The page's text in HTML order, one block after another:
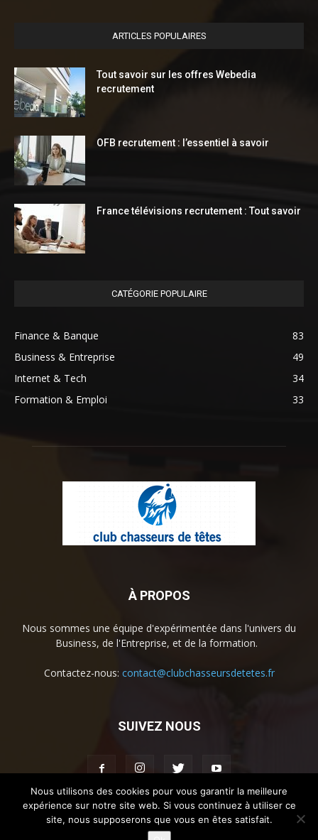
ARTICLES POPULAIRES
Tout savoir sur les offres Webedia
recrutement
OFB recrutement : l’essentiel à savoir
France télévisions recrutement : Tout savoir
CATÉGORIE POPULAIRE
Finance & Banque
83
Business & Entreprise
49
Internet & Tech
34
Formation & Emploi
33
À PROPOS
Nous sommes une équipe d'expérimentée dans l'univers du
Business, de l'Entreprise, et de la formation.
Contactez-nous: contact@clubchasseursdetetes.fr
SUIVEZ NOUS
Accueil La societe Contact Mentions légales
Nous utilisons des cookies pour vous garantir la meilleure
expérience sur notre site web. Si vous continuez à utiliser ce
site, nous supposerons que vous en êtes satisfait.